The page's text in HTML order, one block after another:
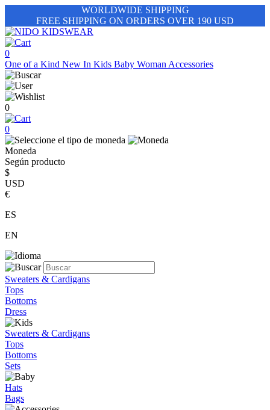
WORLDWIDE SHIPPING
FREE SHIPPING ON ORDERS OVER 190 USD
0
One of a Kind New In Kids Baby Woman Accessories
0
0
Moneda
Según producto
$
USD
€
ES
EN
Sweaters & Cardigans
Tops
Bottoms
Dress
Sweaters & Cardigans
Tops
Bottoms
Sets
Hats
Bags